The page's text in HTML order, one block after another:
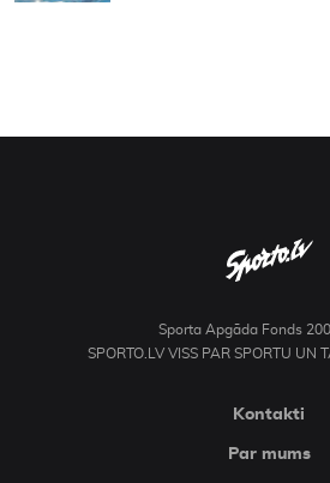
Sporta Apgāda Fonds
SPORTO.LV VISS PAR SPORTU UN
Kontakti
Par mums